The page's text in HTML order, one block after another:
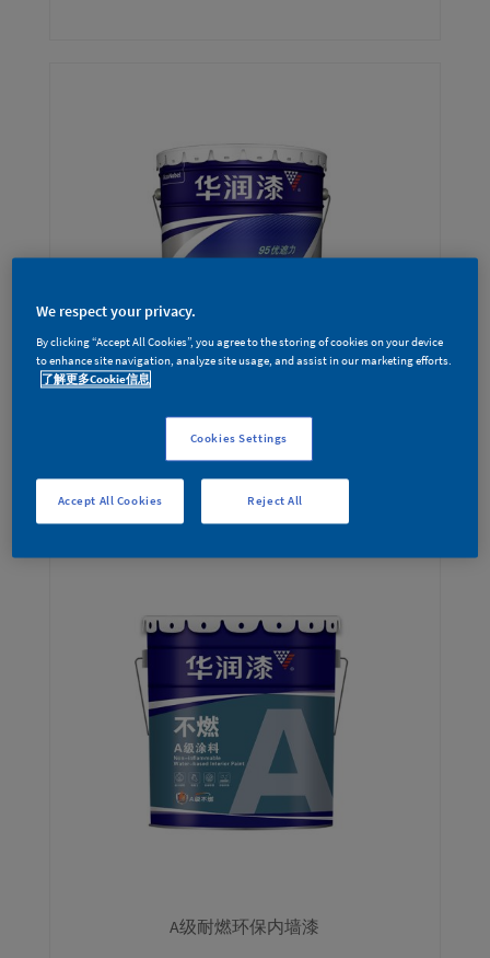
华润漆一遍行内墙漆
A级耐燃环保内墙漆
We respect your privacy.
By clicking “Accept All Cookies”, you agree to the storing of cookies on your device
to enhance site navigation, analyze site usage, and assist in our marketing efforts.
了解更多Cookie信息
Cookies Settings
Reject All
Accept All Cookies